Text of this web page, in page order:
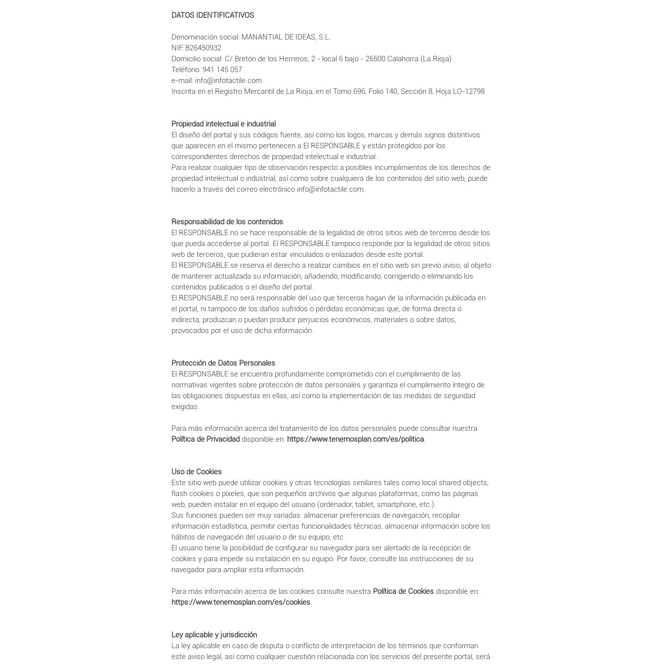
DATOS IDENTIFICATIVOS
Denominación social: MANANTIAL DE IDEAS, S.L.
NIF: B26450932
Domicilio social: C/ Bretón de los Herreros, 2 - local 6 bajo - 26500 Calahorra (La Rioja)
Teléfono: 941 145 057
e-mail: info@infotactile.com
Inscrita en el Registro Mercantil de La Rioja, en el Tomo 696, Folio 140, Sección 8, Hoja LO-12798
Propiedad intelectual e industrial
El diseño del portal y sus códigos fuente, así como los logos, marcas y demás signos distintivos
que aparecen en el mismo pertenecen a El RESPONSABLE y están protegidos por los
correspondientes derechos de propiedad intelectual e industrial.
Para realizar cualquier tipo de observación respecto a posibles incumplimientos de los derechos de
propiedad intelectual o industrial, así como sobre cualquiera de los contenidos del sitio web, puede
hacerlo a través del correo electrónico info@infotactile.com.
Responsabilidad de los contenidos
El RESPONSABLE no se hace responsable de la legalidad de otros sitios web de terceros desde los
que pueda accederse al portal. El RESPONSABLE tampoco responde por la legalidad de otros sitios
web de terceros, que pudieran estar vinculados o enlazados desde este portal.
El RESPONSABLE se reserva el derecho a realizar cambios en el sitio web sin previo aviso, al objeto
de mantener actualizada su información, añadiendo, modificando, corrigiendo o eliminando los
contenidos publicados o el diseño del portal.
El RESPONSABLE no será responsable del uso que terceros hagan de la información publicada en
el portal, ni tampoco de los daños sufridos o pérdidas económicas que, de forma directa o
indirecta, produzcan o puedan producir perjuicios económicos, materiales o sobre datos,
provocados por el uso de dicha información.
Protección de Datos Personales
El RESPONSABLE se encuentra profundamente comprometido con el cumplimiento de las
normativas vigentes sobre protección de datos personales y garantiza el cumplimiento íntegro de
las obligaciones dispuestas en ellas, así como la implementación de las medidas de seguridad
exigidas.
Para más información acerca del tratamiento de los datos personales puede consultar nuestra
Política de Privacidad disponible en: https://www.tenemosplan.com/es/politica.
Uso de Cookies
Este sitio web puede utilizar cookies y otras tecnologías similares tales como local shared objects,
flash cookies o píxeles, que son pequeños archivos que algunas plataformas, como las páginas
web, pueden instalar en el equipo del usuario (ordenador, tablet, smartphone, etc.).
Sus funciones pueden ser muy variadas: almacenar preferencias de navegación, recopilar
información estadística, permitir ciertas funcionalidades técnicas, almacenar información sobre los
hábitos de navegación del usuario o de su equipo, etc.
El usuario tiene la posibilidad de configurar su navegador para ser alertado de la recepción de
cookies y para impedir su instalación en su equipo. Por favor, consulte las instrucciones de su
navegador para ampliar esta información.
Para más información acerca de las cookies consulte nuestra Política de Cookies disponible en:
https://www.tenemosplan.com/es/cookies.
Ley aplicable y jurisdicción
La ley aplicable en caso de disputa o conflicto de interpretación de los términos que conforman
este aviso legal, así como cualquier cuestión relacionada con los servicios del presente portal, será